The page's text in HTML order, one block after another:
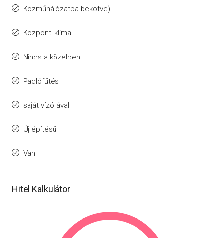
Közműhálózatba bekötve)
Központi klíma
Nincs a közelben
Padlófűtés
saját vízórával
Új építésű
Van
Hitel Kalkulátor